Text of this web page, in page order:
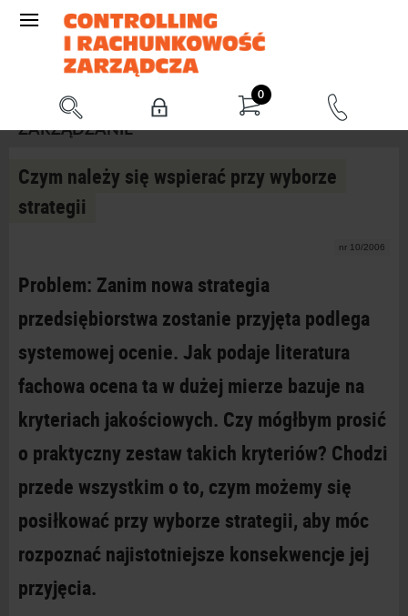
0
ZARZĄDZANIE
Czym należy się wspierać przy wyborze
strategii
nr 10/2006
Problem: Zanim nowa strategia
przedsiębiorstwa zostanie przyjęta podlega
systemowej ocenie. Jak podaje literatura
fachowa ocena ta w dużej mierze bazuje na
kryteriach jakościowych. Czy mógłbym prosić
o praktyczny zestaw takich kryteriów? Chodzi
przede wszystkim o to, czym możemy się
posiłkować przy wyborze strategii, aby móc
rozpoznać najistotniejsze konsekwencje jej
przyjęcia.